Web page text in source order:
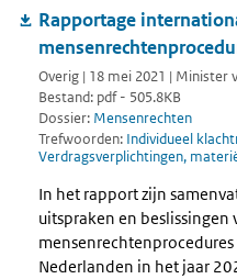
Rapportage
Overig | 18 mei 2021 | Minister
Bestand: pdf - 505.8KB
Dossier: Mensenrechten
Trefwoorden: Individueel
Verdragsverplichtingen,
In het rapport zijn
uitspraken en
Nederlanden in het jaar